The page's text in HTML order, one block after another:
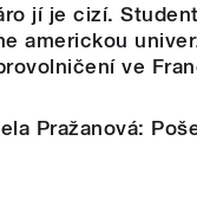
jí je cizí.
americkou
ve
Pražanová: